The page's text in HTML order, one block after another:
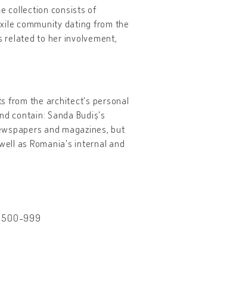
collection consists of
community dating from the
related to her involvement,
from the architect's personal
contain: Sanda Budiș's
and magazines, but
as Romania's internal and
500-999